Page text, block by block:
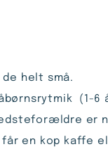
helt små.
(1-
er
en kop kaffe